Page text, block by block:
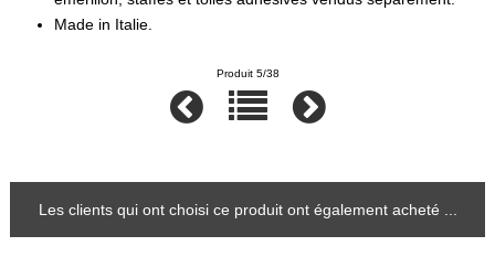
Made in Italie.
Produit 5/38
Les clients qui ont choisi ce produit ont également acheté ...